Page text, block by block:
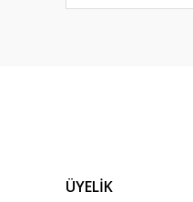
ÜYELİK